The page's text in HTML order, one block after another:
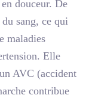
douceur. De
sang, ce qui
maladies
Elle
AVC (accident
contribue